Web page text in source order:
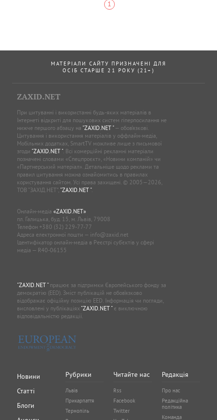
1
МАТЕРІАЛИ САЙТУ ПРИЗНАЧЕНІ ДЛЯ
ОСІБ СТАРШЕ 21 РОКУ (21+)
ZAXID.NET
При цитуванні і використанні будь-яких матеріалів в
Інтернеті відкриті для пошукових систем гіперпосилання не
нижче першого абзацу на "ZAXID.NET "— обов’язкові.
Цитування і використання матеріалів у оффлайн-медіа,
Мобільних додатках, SmartTV можливе лише з письмової
згоди "ZAXID.NET ". Всі комерційні рекламні матеріали
позначені словами «Спецпроєкт», «Новини компаній» чи
«Партнерський матеріал». Детальніше щодо реклами та
правил цитування можна ознайомитись в правилах
користування сайтом. Усі права захищені. © 2005—2026,
ТОВ “ЗАХІД.НЕТ”, "ZAXID.NET ".
Онлайн-медіа «ZAXID.NET»
пл. Галицька, буд. 15, м. Львів, 79008
Телефон +380 (32) 229-77-77
Адреса електронної пошти — info@zaxid.net
Ідентифікатор онлайн-медіа в Реєстрі суб'єктів у сфері
медіа — R40-06155
"ZAXID.NET "працює за підтримки Європейського фонду за
демократію (EED). Зміст публікацій не обов’язково
відображає офіційну позицію EED. Інформація чи погляди,
висловлені у публікаціях "ZAXID.NET "є виключною
відповідальністю редакції.
Новини
Статті
Блоги
Рубрики
Львів
Прикарпаття
Тернопіль
Читайте нас
Rss
Facebook
Twitter
Редакція
Про нас
Редакційна
політика
Команда